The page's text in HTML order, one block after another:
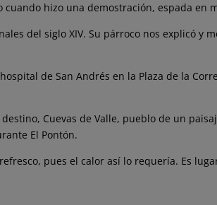
hizo una demostración, espada en
del siglo XIV. Su párroco nos explicó y
de San Andrés en la Plaza de la
Cuevas de Valle, pueblo de un
El Pontón.
pues el calor así lo requería. Es